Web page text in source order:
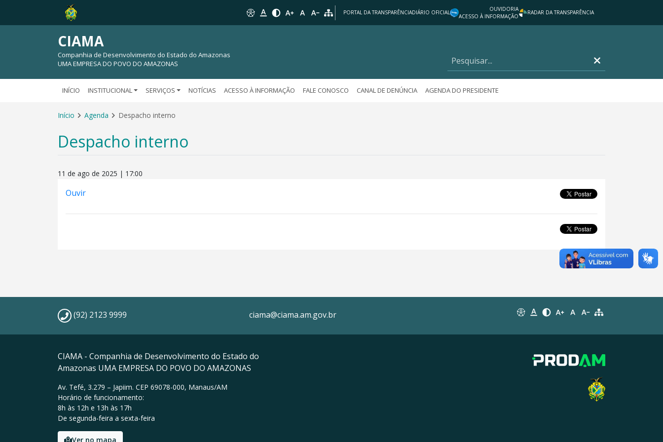
PORTAL DA TRANSPARÊNCIADIÁRIO OFICIAL
OUVIDORIA
ACESSO À INFORMAÇÃO
RADAR DA TRANSPARÊNCIA
CIAMA
Companhia de Desenvolvimento do Estado do Amazonas
UMA EMPRESA DO POVO DO AMAZONAS
INÍCIO INSTITUCIONAL SERVIÇOS NOTÍCIAS ACESSO À INFORMAÇÃO FALE CONOSCO CANAL DE DENÚNCIA AGENDA DO PRESIDENTE
Início Agenda Despacho interno
Despacho interno
11 de ago de 2025 | 17:00
Ouvir
(92) 2123 9999 ciama@ciama.am.gov.br
CIAMA - Companhia de Desenvolvimento do Estado do
Amazonas UMA EMPRESA DO POVO DO AMAZONAS
Av. Tefé, 3.279 – Japiim. CEP 69078-000, Manaus/AM
Horário de funcionamento:
8h às 12h e 13h às 17h
De segunda-feira a sexta-feira
Ver no mapa